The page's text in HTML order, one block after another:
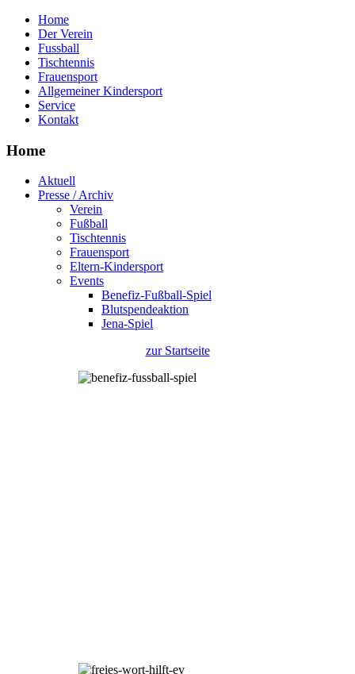
Home
Der Verein
Fussball
Tischtennis
Frauensport
Allgemeiner Kindersport
Service
Kontakt
Home
Aktuell
Presse / Archiv
Verein
Fußball
Tischtennis
Frauensport
Eltern-Kindersport
Events
Benefiz-Fußball-Spiel
Blutspendeaktion
Jena-Spiel
zur Startseite